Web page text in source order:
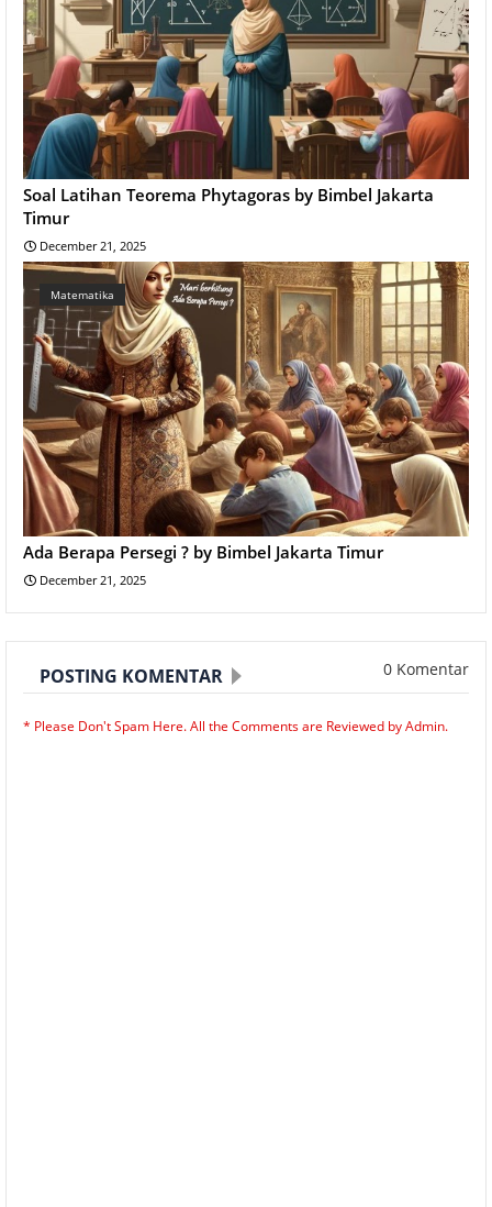
Soal Latihan Teorema Phytagoras by Bimbel Jakarta
Timur
December 21, 2025
Matematika
Ada Berapa Persegi ? by Bimbel Jakarta Timur
December 21, 2025
POSTING KOMENTAR 0 Komentar
* Please Don't Spam Here. All the Comments are Reviewed by Admin.